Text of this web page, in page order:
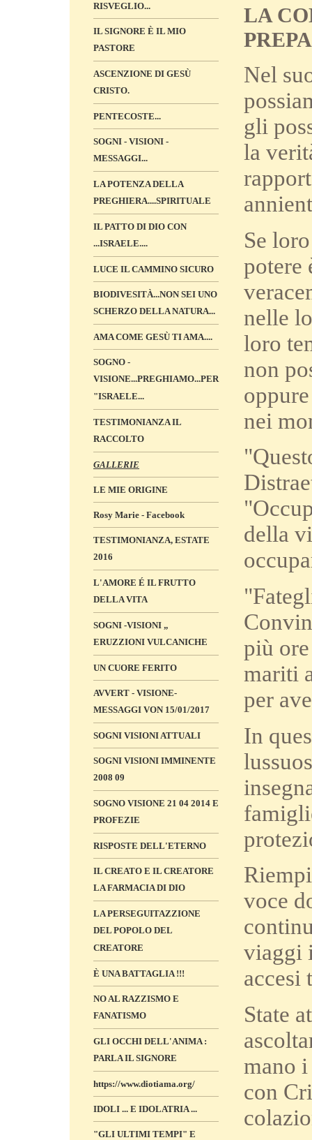
RISVEGLIO...
IL SIGNORE È IL MIO
PASTORE
ASCENZIONE DI GESÙ
CRISTO.
PENTECOSTE...
SOGNI - VISIONI -
MESSAGGI...
LA POTENZA DELLA
PREGHIERA....SPIRITUALE
IL PATTO DI DIO CON
...ISRAELE....
LUCE IL CAMMINO SICURO
BIODIVESITÀ...NON SEI UNO
SCHERZO DELLA NATURA...
AMA COME GESÙ TI AMA....
SOGNO -
VISIONE...PREGHIAMO...PER
"ISRAELE...
TESTIMONIANZA IL
RACCOLTO
GALLERIE
LE MIE ORIGINE
Rosy Marie - Facebook
TESTIMONIANZA, ESTATE
2016
L'AMORE É IL FRUTTO
DELLA VITA
SOGNI -VISIONI „
ERUZZIONI VULCANICHE
UN CUORE FERITO
AVVERT - VISIONE-
MESSAGGI VON 15/01/2017
SOGNI VISIONI ATTUALI
SOGNI VISIONI IMMINENTE
2008 09
SOGNO VISIONE 21 04 2014 E
PROFEZIE
RISPOSTE DELL'ETERNO
IL CREATO E IL CREATORE
LA FARMACIA DI DIO
LA PERSEGUITAZZIONE
DEL POPOLO DEL
CREATORE
È UNA BATTAGLIA !!!
NO AL RAZZISMO E
FANATISMO
GLI OCCHI DELL'ANIMA :
PARLA IL SIGNORE
https://www.diotiama.org/
IDOLI ... E IDOLATRIA ...
"GLI ULTIMI TEMPI" E
LA
Nel
gli
la
Se
potere
nelle
loro
non
nei
della
più
mariti
per
In
voce
viaggi
accesi
State
mano
con